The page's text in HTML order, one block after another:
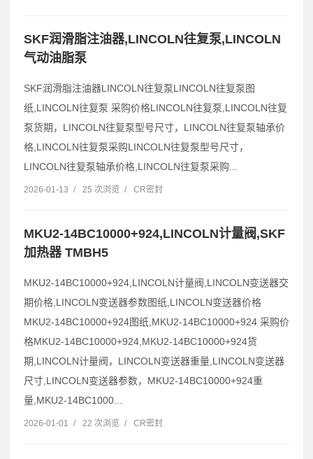
SKF润滑脂注油器,LINCOLN往复泵,LINCOLN
气动油脂泵
SKF润滑脂注油器LINCOLN往复泵LINCOLN往复泵图
纸,LINCOLN往复泵 采购价格LINCOLN往复泵,LINCOLN往复
泵货期，LINCOLN往复泵型号尺寸，LINCOLN往复泵轴承价
格,LINCOLN往复泵采购LINCOLN往复泵型号尺寸，
LINCOLN往复泵轴承价格,LINCOLN往复泵采购...
2026-01-13 / 25 次浏览 / CR密封
MKU2-14BC10000+924,LINCOLN计量阀,SKF
加热器 TMBH5
MKU2-14BC10000+924,LINCOLN计量阀,LINCOLN变送器交
期价格,LINCOLN变送器参数图纸,LINCOLN变送器价格
MKU2-14BC10000+924图纸,MKU2-14BC10000+924 采购价
格MKU2-14BC10000+924,MKU2-14BC10000+924货
期,LINCOLN计量阀，LINCOLN变送器重量,LINCOLN变送器
尺寸,LINCOLN变送器参数，MKU2-14BC10000+924重
量,MKU2-14BC1000...
2026-01-01 / 22 次浏览 / CR密封